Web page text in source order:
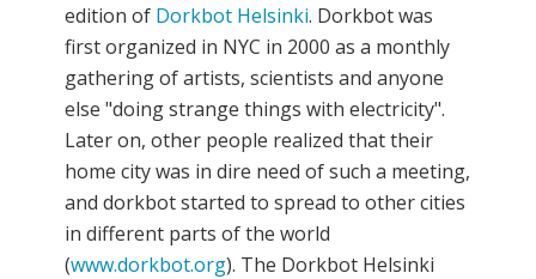
edition of Dorkbot Helsinki. Dorkbot was
first organized in NYC in 2000 as a monthly
gathering of artists, scientists and anyone
else "doing strange things with electricity".
Later on, other people realized that their
home city was in dire need of such a meeting,
and dorkbot started to spread to other cities
in different parts of the world
(www.dorkbot.org). The Dorkbot Helsinki